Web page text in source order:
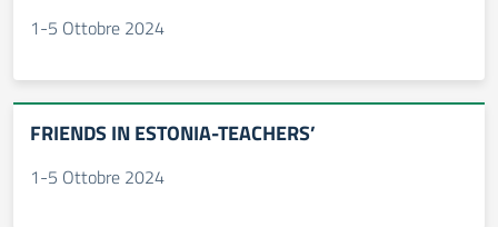
1-5 Ottobre 2024
FRIENDS IN ESTONIA-TEACHERS’
1-5 Ottobre 2024